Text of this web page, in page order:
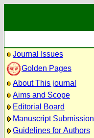
Journal Issues
Golden Pages
About This journal
Aims and Scope
Editorial Board
Manuscript Submission
Guidelines for Authors